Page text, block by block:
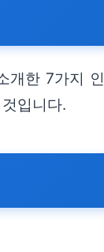
한 7가지
입니다.